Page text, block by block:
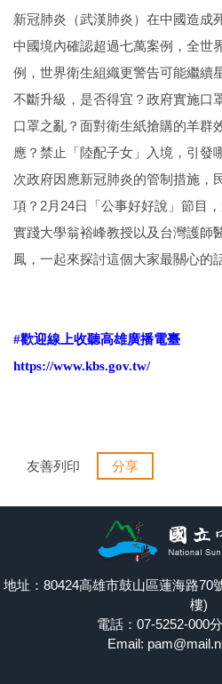
新冠肺炎（武漢肺炎）在中國造成
中國境內確認超過七萬案例，全世
例，世界衛生組織更警告可能繼續
不斷升級，是否得宜？政府實施口
口罩之亂？面對衛生紙搶購的羊群
應？禁止「陸配子女」入境，引發
次政府因應新冠肺炎的管制措施，
項？2月24日「公事好好說」節目
實踐大學翁裕峰教授以及台灣護師
鳳，一起來探討這個大家最關心的
#歡迎線上收聽高雄廣播電臺
https://www.kbs.gov.tw/
友善列印 分享
地址：80424高雄市鼓山區蓮海路70
樓)
電話：07-5252-000
Email: